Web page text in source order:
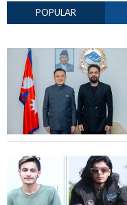
POPULAR